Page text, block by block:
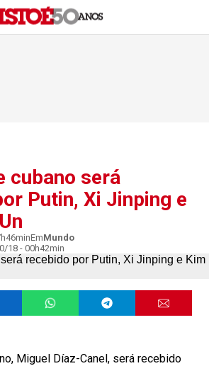
cubano será
Putin, Xi Jinping e
EmMundo
18 - 00h42min
Miguel Díaz-Canel, será recebido